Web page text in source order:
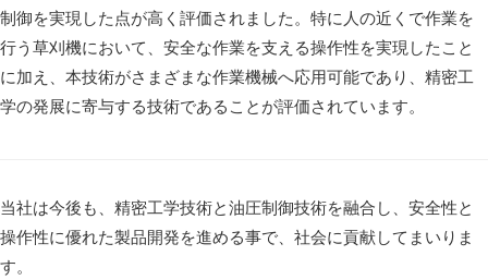
制御を実現した点が高く評価されました。特に人の近くで作業を
行う草刈機において、安全な作業を支える操作性を実現したこと
に加え、本技術がさまざまな作業機械へ応用可能であり、精密工
学の発展に寄与する技術であることが評価されています。
当社は今後も、精密工学技術と油圧制御技術を融合し、安全性と
操作性に優れた製品開発を進める事で、社会に貢献してまいりま
す。